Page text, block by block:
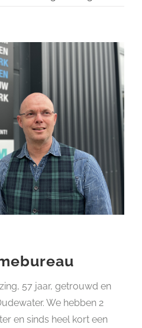
57 jaar, getrouwd en
We hebben 2
en sinds heel kort een